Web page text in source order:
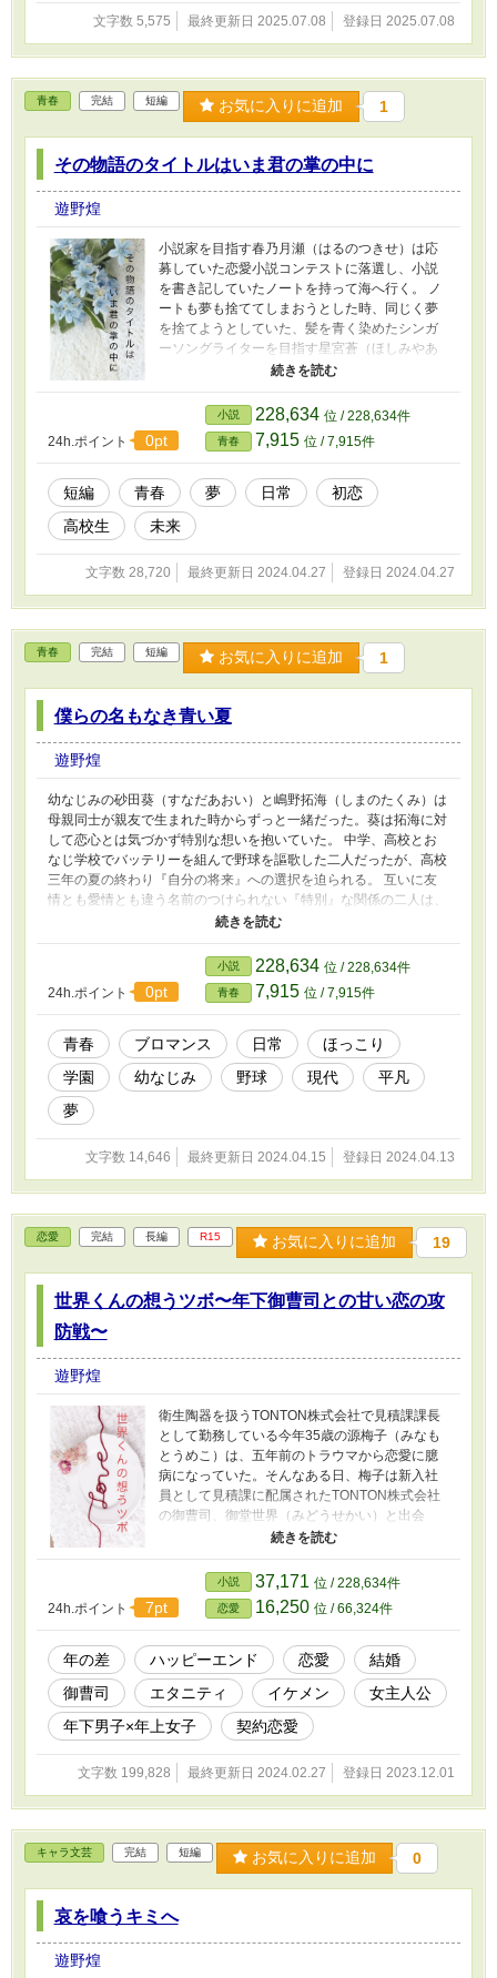
文字数 5,575 最終更新日 2025.07.08 登録日 2025.07.08
青春 完結 短編 お気に入りに追加 1
その物語のタイトルはいま君の掌の中に
遊野煌
小説家を目指す春乃月瀬（はるのつきせ）は応
募していた恋愛小説コンテストに落選し、小説
を書き記していたノートを持って海へ行く。 ノ
ートも夢も捨ててしまおうとした時、同じく夢
を捨てようとしていた、髪を青く染めたシンガ
ーソングライターを目指す星宮蒼（ほしみやあ
お）と出会う。 恋愛を知らない月瀬は、蒼か
定の『恋愛ごっこ』をしないと誘われる。 ──七
日間の『恋愛ごっこ』が終わりを告げる時、二
人の夢は……？ 切なく、愛おしい青春純愛ラブ
ストーリー ※画像はフリー素材より
24h.ポイント 0pt
小説 228,634 位 / 228,634件
青春 7,915 位 / 7,915件
短編 青春 夢 日常
初恋
高校生
未来
文字数 28,720 最終更新日 2024.04.27 登録日 2024.04.27
青春 完結 短編 お気に入りに追加 1
僕らの名もなき青い夏
遊野煌
幼なじみの砂田葵（すなだあおい）と嶋野拓海（しまのたくみ）は
母親同士が親友で生まれた時からずっと一緒だった。葵は拓海に対
して恋心とは気づかず特別な想いを抱いていた。 中学、高校とお
なじ学校でバッテリーを組んで野球を謳歌した二人だったが、高校
三年の夏の終わり『自分の将来』への選択を迫られる。 互いに友
情とも愛情とも違う名前のつけられない『特別』な関係の二人は、
悩み、葛藤しながらもそれぞれの未来に向かってそれぞれの選択を
を強く願いながら…… ※青春ブロマンスをテーマにしています。
24h.ポイント 0pt
小説 228,634 位 / 228,634件
青春 7,915 位 / 7,915件
青春 ブロマンス 日常
ほっこり
学園
幼なじみ 野球 現代
平凡
夢
文字数 14,646 最終更新日 2024.04.15 登録日 2024.04.13
恋愛 完結 長編 R15 お気に入りに追加 19
世界くんの想うツボ〜年下御曹司との甘い恋の攻
防戦〜
遊野煌
衛生陶器を扱うTONTON株式会社で見積課課長
として勤務している今年35歳の源梅子（みなも
とうめこ）は、五年前のトラウマから恋愛に臆
病になっていた。そんなある日、梅子は新入社
員として見積課に配属されたTONTON株式会社
の御曹司、御堂世界（みどうせかい）と出会
い、ひょんなことから三ヶ月間の契約交際をす
た目で更に会社の御曹司である世界は、自由奔
放な性格と振る舞いで完璧主義の梅子のペース
を乱していく。 ──あ、それツボっすね。 甘く
て、ちょっぴり意地悪な年下男子に振り回され
て噛みつかれて恋に落ちちゃう物語。 恋に臆病
なバリキャリvsキラキラ年下御曹司 恋の軍配は
どちらに？ ※画像はフリー素材です。
24h.ポイント 7pt
小説 37,171 位 / 228,634件
恋愛 16,250 位 / 66,324件
年の差 ハッピーエンド 恋愛
結婚
御曹司
エタニティ イケメン
女主人公
年下男子×年上女子
契約恋愛
文字数 199,828 最終更新日 2024.02.27 登録日 2023.12.01
キャラ文芸 完結 短編 お気に入りに追加 0
哀を喰うキミへ
遊野煌